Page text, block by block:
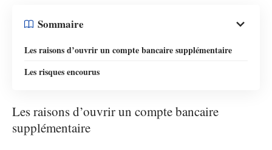
Sommaire
Les raisons d’ouvrir un compte bancaire supplémentaire
Les risques encourus
Les raisons d’ouvrir un compte bancaire
supplémentaire